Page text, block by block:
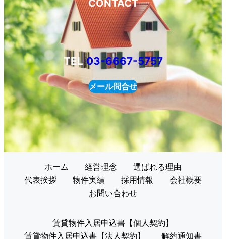
CONTACT
TEL 03-6667-5757
メール問合せ
ホーム 経営理念
選ばれる理由
代表挨拶
物件実績 採用情報
会社概要
お問い合わせ
賃貸物件入居申込書【個人契約】
賃貸物件入居申込書【法人契約】
解約通知書